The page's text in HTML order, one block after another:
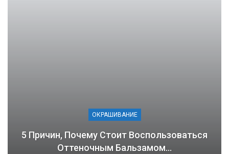
ОКРАШИВАНИЕ
5 Причин, Почему Стоит Воспользоваться
Оттеночным Бальзамом…